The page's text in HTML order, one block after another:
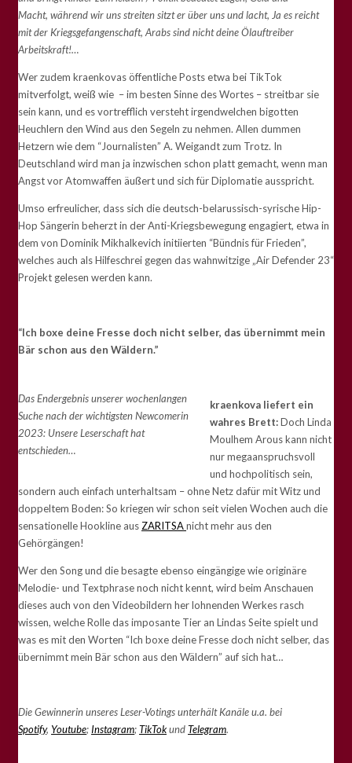
Macht, während wir uns streiten sitzt er über uns und lacht, Ja es reicht
mit der Kriegsgefangenschaft, Arabs sind nicht deine Ölauftreiber
Arbeitskraft!…
Wer zudem kraenkovas öffentliche Posts etwa bei TikTok
mitverfolgt, weiß wie – im besten Sinne des Wortes – streitbar sie
sein kann, und es vortrefflich versteht irgendwelchen bigotten
Heuchlern den Wind aus den Segeln zu nehmen. Allen dummen
Hetzern wie dem “Journalisten” A. Weigandt zum Trotz. In
Deutschland wird man ja inzwischen schon platt gemacht, wenn man
Angst vor Atomwaffen äußert und sich für Diplomatie ausspricht.
Umso erfreulicher, dass sich die deutsch-belarussisch-syrische Hip-
Hop Sängerin beherzt in der Anti-Kriegsbewegung engagiert, etwa in
dem von Dominik Mikhalkevich initiierten “Bündnis für Frieden”,
welches auch als Hilfeschrei gegen das wahnwitzige „Air Defender 23“
Projekt gelesen werden kann.
“Ich boxe deine Fresse doch nicht selber, das übernimmt mein
Bär schon aus den Wäldern.”
Das Endergebnis unserer wochenlangen
Suche nach der wichtigsten Newcomerin
2023: Unsere Leserschaft hat
entschieden…
kraenkova liefert ein
wahres Brett:Doch Linda
Moulhem Arous kann nicht
nur megaanspruchsvoll
und hochpolitisch sein,
sondern auch einfach unterhaltsam – ohne Netz dafür mit Witz und
doppeltem Boden: So kriegen wir schon seit vielen Wochen auch die
sensationelle Hookline aus ZARITSAnicht mehr aus den
Gehörgängen!
Wer den Song und die besagte ebenso eingängige wie originäre
Melodie- und Textphrase noch nicht kennt, wird beim Anschauen
dieses auch von den Videobildern her lohnenden Werkes rasch
wissen, welche Rolle das imposante Tier an Lindas Seite spielt und
was es mit den Worten “Ich boxe deine Fresse doch nicht selber, das
übernimmt mein Bär schon aus den Wäldern” auf sich hat…
Die Gewinnerin unseres Leser-Votings unterhält Kanäle u.a. bei
Spotify, Youtube; Instagram;TikTokundTelegram.